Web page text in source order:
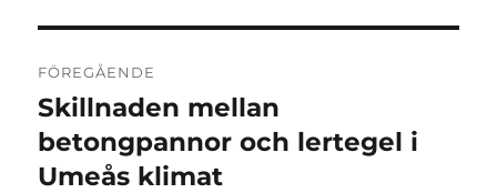
FÖREGÅENDE
Föregående
inlägg:
Skillnaden mellan
betongpannor och lertegel i
Umeås klimat